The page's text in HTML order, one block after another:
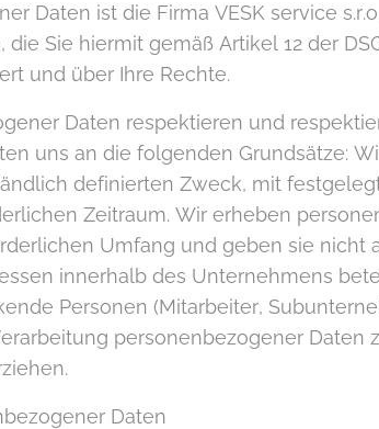
Daten ist die Firma VESK service
Sie hiermit gemäß Artikel 12 der
und über Ihre Rechte.
Daten respektieren und
uns an die folgenden Grundsätze:
definierten Zweck, mit
Zeitraum. Wir erheben
Umfang und geben sie nicht
innerhalb des Unternehmens
Personen (Mitarbeiter,
personenbezogener Daten
Daten